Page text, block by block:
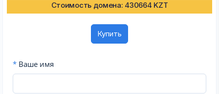
Стоимость домена: 430664 KZT
Купить
* Ваше имя